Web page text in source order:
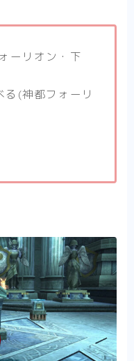
ーリオン・下
(神都フォーリ